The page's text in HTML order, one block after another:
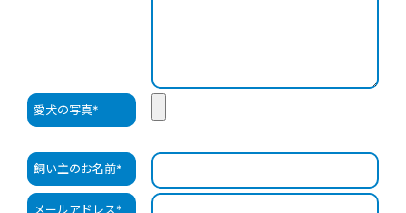
愛犬の写真*
飼い主のお名前*
メールアドレス*